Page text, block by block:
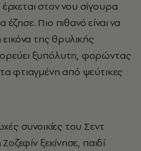
στον νου σίγουρα
έζησε. Πιο πιθανό είναι να
της θρυλικής
ξυπόλυτη, φορώντας
φτιαγμένη από ψεύτικες
συνοικίες του Σεντ
Ζοζεφίνξεκίνησε, παιδί